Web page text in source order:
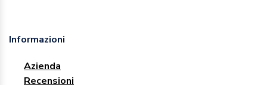
Informazioni
Azienda
Recensioni